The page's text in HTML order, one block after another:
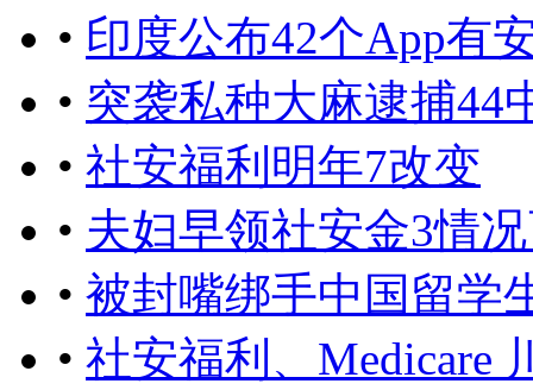
• 印度公布42个App有
• 突袭私种大麻逮捕44
• 社安福利明年7改变
• 夫妇早领社安金3情
• 被封嘴绑手中国留学
• 社安福利、Medicare